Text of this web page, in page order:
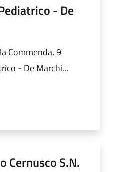
- De
Commenda, 9
- De Marchi...
Cernusco S.N.